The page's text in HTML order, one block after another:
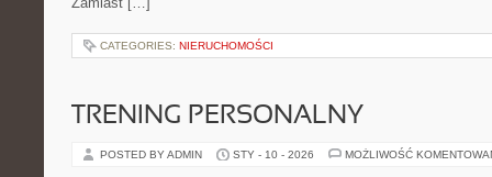
CATEGORIES: NIERUCHOMOŚCI
TRENING PERSONALNY
POSTED BY ADMIN STY - 10 - 2026 MOŻLIWOŚĆ